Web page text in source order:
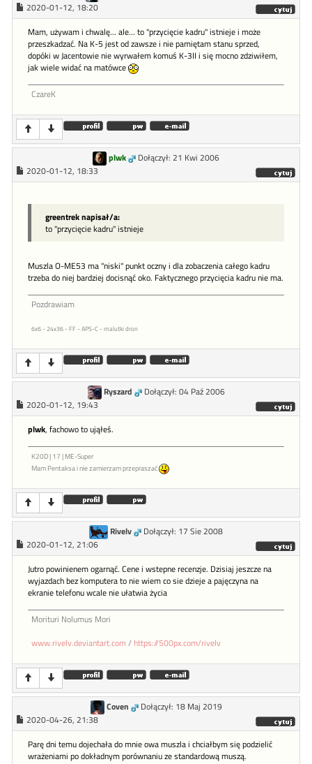
2020-01-12, 18:20
Mam, używam i chwalę... ale... to "przycięcie kadru" istnieje i może
przeszkadzać. Na K-5 jest od zawsze i nie pamiętam stanu sprzed,
dopóki w Jacentowie nie wyrwałem komuś K-3II i się mocno zdziwiłem,
jak wiele widać na matówce
CzareK
plwk
Dołączył: 21 Kwi 2006
2020-01-12, 18:33
greentrek napisał/a:
to "przycięcie kadru" istnieje
Muszla O-ME53 ma "niski" punkt oczny i dla zobaczenia całego kadru
trzeba do niej bardziej docisnąć oko. Faktycznego przycięcia kadru nie ma.
Pozdrawiam
6x6 - 24x36 - FF - APS-C - malutki dron
Ryszard
Dołączył: 04 Paź 2006
2020-01-12, 19:43
plwk, fachowo to ująłeś.
K20D | 17 | ME-Super
Mam Pentaksa i nie zamierzam przepraszać
Rivelv
Dołączył: 17 Sie 2008
2020-01-12, 21:06
Jutro powinienem ogarnąć. Cene i wstepne recenzje. Dzisiaj jeszcze na
wyjazdach bez komputera to nie wiem co sie dzieje a pajęczyna na
ekranie telefonu wcale nie ułatwia życia
Morituri Nolumus Mori
www.rivelv.deviantart.com/ https://500px.com/rivelv
Coven
Dołączył: 18 Maj 2019
2020-04-26, 21:38
Parę dni temu dojechała do mnie owa muszla i chciałbym się podzielić
wrażeniami po dokładnym porównaniu ze standardową muszą.